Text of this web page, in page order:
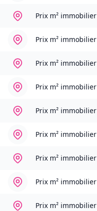
Prix m² immobilier
Prix m² immobilier
Prix m² immobilier
Prix m² immobilier
Prix m² immobilier
Prix m² immobilier
Prix m² immobilier
Prix m² immobilier
Prix m² immobilier